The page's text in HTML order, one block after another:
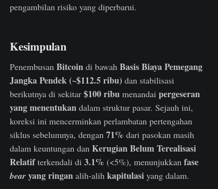
pengambilan risiko yang diperbarui.
Kesimpulan
Penembusan Bitcoin di bawah Basis Biaya Pemegang
Jangka Pendek (~$112.5 ribu) dan stabilisasi
berikutnya di sekitar $100 ribu menandai pergeseran
yang menentukan dalam struktur pasar. Sejauh ini,
koreksi ini mencerminkan perlambatan pertengahan
siklus sebelumnya, dengan 71% dari pasokan masih
dalam keuntungan dan Kerugian Belum Terealisasi
Relatifterkendali di 3.1% (<5%), menunjukkan fase
bear yang ringan alih-alih kapitulasi yang dalam.